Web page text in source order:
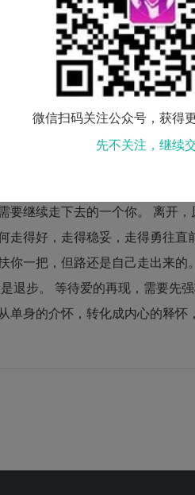
劳损的条件下，不可能持续发
圣的意义，别让它垮倒，甚至
，才有开花的机缘。爱的具体
在生活的细节上共融和照应，
自己，关怀他人，喜于分享，
勉强，不如回归一个人。两个人
地面对自己的一切，再没有借
任性或盲目去爱，你要对自己诚
继续走下去的一个你。 离开
走得好，走得稳妥，走得勇往直
你一把，但路还是自己走出来的
退步。 等待爱的再现，需要先
身的介怀，转化成内心的释怀
微信扫码关注公众号，获得
先不关注，继续